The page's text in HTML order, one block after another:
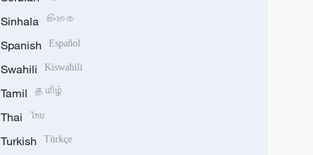
Sinhala සිංහල
Spanish Español
Swahili Kiswahili
Tamil தமிழ்
Thai ไทย
Turkish Türkçe